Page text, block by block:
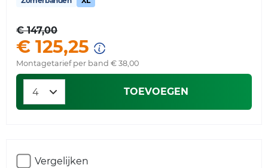
€ 147,00
€ 125,25
Montagetarief per band € 38,00
TOEVOEGEN
Vergelijken